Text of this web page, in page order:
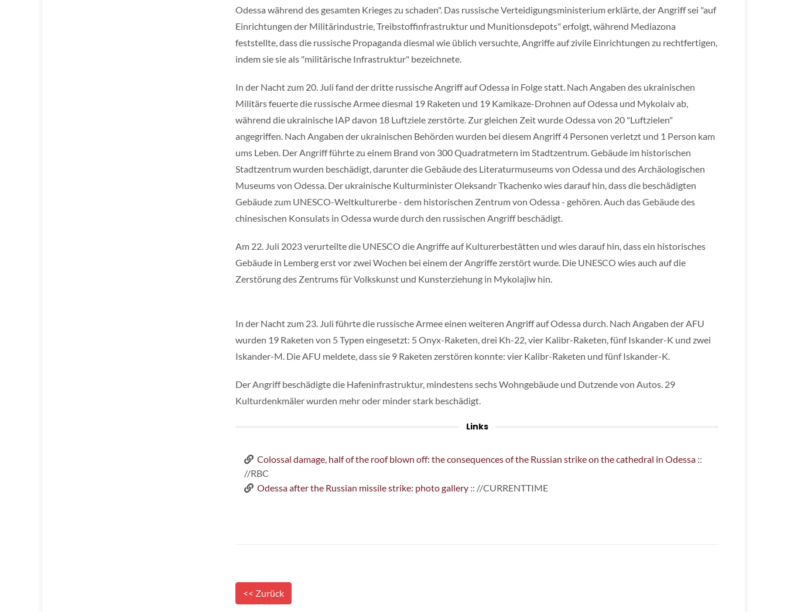
Odessa während des gesamten Krieges zu schaden". Das russische Verteidigungsministerium erklärte, der Angriff sei "auf
Einrichtungen der Militärindustrie, Treibstoffinfrastruktur und Munitionsdepots" erfolgt, während Mediazona
feststellte, dass die russische Propaganda diesmal wie üblich versuchte, Angriffe auf zivile Einrichtungen zu rechtfertigen,
indem sie sie als "militärische Infrastruktur" bezeichnete.
In der Nacht zum 20. Juli fand der dritte russische Angriff auf Odessa in Folge statt. Nach Angaben des ukrainischen
Militärs feuerte die russische Armee diesmal 19 Raketen und 19 Kamikaze-Drohnen auf Odessa und Mykolaiv ab,
während die ukrainische IAP davon 18 Luftziele zerstörte. Zur gleichen Zeit wurde Odessa von 20 "Luftzielen"
angegriffen. Nach Angaben der ukrainischen Behörden wurden bei diesem Angriff 4 Personen verletzt und 1 Person kam
ums Leben. Der Angriff führte zu einem Brand von 300 Quadratmetern im Stadtzentrum. Gebäude im historischen
Stadtzentrum wurden beschädigt, darunter die Gebäude des Literaturmuseums von Odessa und des Archäologischen
Museums von Odessa. Der ukrainische Kulturminister Oleksandr Tkachenko wies darauf hin, dass die beschädigten
Gebäude zum UNESCO-Weltkulturerbe - dem historischen Zentrum von Odessa - gehören. Auch das Gebäude des
chinesischen Konsulats in Odessa wurde durch den russischen Angriff beschädigt.
Am 22. Juli 2023 verurteilte die UNESCO die Angriffe auf Kulturerbestätten und wies darauf hin, dass ein historisches
Gebäude in Lemberg erst vor zwei Wochen bei einem der Angriffe zerstört wurde. Die UNESCO wies auch auf die
Zerstörung des Zentrums für Volkskunst und Kunsterziehung in Mykolajiw hin.
In der Nacht zum 23. Juli führte die russische Armee einen weiteren Angriff auf Odessa durch. Nach Angaben der AFU
wurden 19 Raketen von 5 Typen eingesetzt: 5 Onyx-Raketen, drei Kh-22, vier Kalibr-Raketen, fünf Iskander-K und zwei
Iskander-M. Die AFU meldete, dass sie 9 Raketen zerstören konnte: vier Kalibr-Raketen und fünf Iskander-K.
Der Angriff beschädigte die Hafeninfrastruktur, mindestens sechs Wohngebäude und Dutzende von Autos. 29
Kulturdenkmäler wurden mehr oder minder stark beschädigt.
Links
Colossal damage, half of the roof blown off: the consequences of the Russian strike on the cathedral in Odessa ::
//RBC
Odessa after the Russian missile strike: photo gallery :: //CURRENTTIME
<< Zurück